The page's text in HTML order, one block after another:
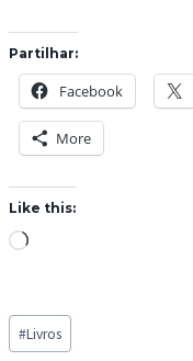
Partilhar:
Facebook
More
Like this:
L
d
Post
Tags:
#Livros